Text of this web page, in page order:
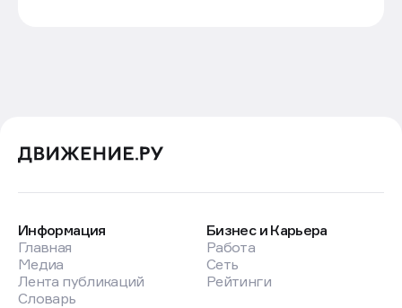
Информация
Главная
Медиа
Лента публикаций
Словарь
Бизнес и Карьера
Работа
Сеть
Рейтинги